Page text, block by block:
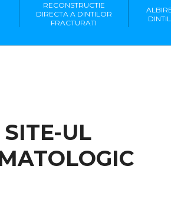
RECONSTRUCTIE
DIRECTA A DINTILOR
FRACTURATI
UL